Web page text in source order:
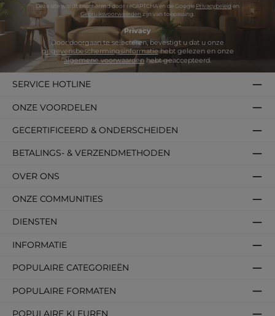
Deze site wordt beschermd door reCAPTCHA en de Google Privacybeleid en
Gebruiksvoorwaarden zijn van toepassing.
Privacy
gegevensbeschermingsinformatie
algemene voorwaardenhebt geaccepteerd.
SERVICE HOTLINE
DIENSTEN
INFORMATIE
POPULAIRE CATEGORIEËN
POPULAIRE FORMATEN
POPULAIRE KLEUREN
BETALINGS- & VERZENDMETHODEN
OVER ONS
GECERTIFICEERD & ONDERSCHEIDEN
ONZE VOORDELEN
ONZE COMMUNITIES